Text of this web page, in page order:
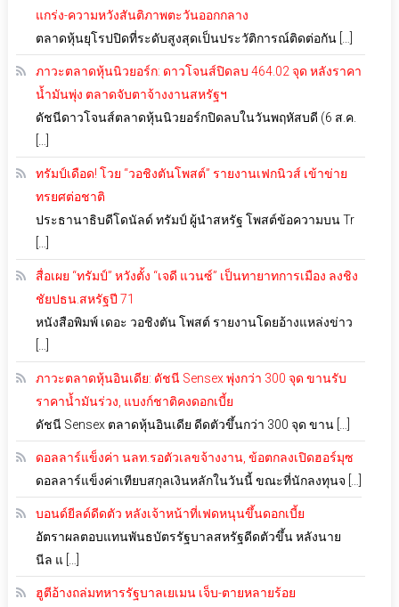
แกร่ง-ความหวังสันติภาพตะวันออกกลาง
ตลาดหุ้นยุโรปปิดที่ระดับสูงสุดเป็นประวัติการณ์ติดต่อกัน […]
ภาวะตลาดหุ้นนิวยอร์ก: ดาวโจนส์ปิดลบ 464.02 จุด หลังราคา
น้ำมันพุ่ง ตลาดจับตาจ้างงานสหรัฐฯ
ดัชนีดาวโจนส์ตลาดหุ้นนิวยอร์กปิดลบในวันพฤหัสบดี (6 ส.ค.
ทรัมป์เดือด! โวย “วอชิงตันโพสต์” รายงานเฟกนิวส์ เข้าข่าย
ทรยศต่อชาติ
ประธานาธิบดีโดนัลด์ ทรัมป์ ผู้นำสหรัฐ โพสต์ข้อความบน Tr
สื่อเผย “ทรัมป์” หวังตั้ง “เจดี แวนซ์” เป็นทายาทการเมือง ลงชิง
ชัยปธน.สหรัฐปี 71
หนังสือพิมพ์ เดอะ วอชิงตัน โพสต์ รายงานโดยอ้างแหล่งข่าว
ภาวะตลาดหุ้นอินเดีย: ดัชนี Sensex พุ่งกว่า 300 จุด ขานรับ
ราคาน้ำมันร่วง, แบงก์ชาติคงดอกเบี้ย
ดัชนี Sensex ตลาดหุ้นอินเดีย ดีดตัวขึ้นกว่า 300 จุด ขาน […]
ดอลลาร์แข็งค่า นลท.รอตัวเลขจ้างงาน, ข้อตกลงเปิดฮอร์มุซ
ดอลลาร์แข็งค่าเทียบสกุลเงินหลักในวันนี้ ขณะที่นักลงทุนจ […]
บอนด์ยีลด์ดีดตัว หลังเจ้าหน้าที่เฟดหนุนขึ้นดอกเบี้ย
อัตราผลตอบแทนพันธบัตรรัฐบาลสหรัฐดีดตัวขึ้น หลังนาย
นีล แ […]
ฮูตีอ้างถล่มทหารรัฐบาลเยเมน เจ็บ-ตายหลายร้อย